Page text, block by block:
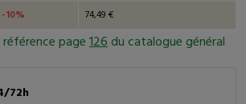
-10% 74,49 €
page126du catalogue général
72h